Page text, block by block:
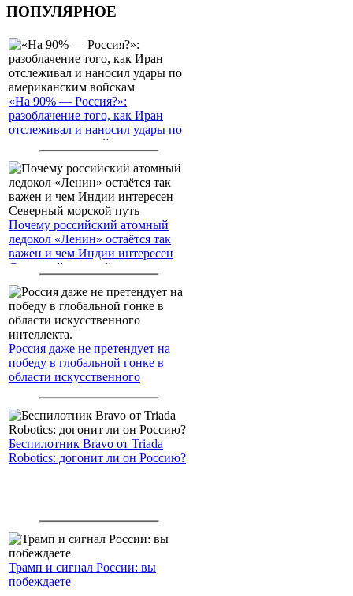
ПОПУЛЯРНОЕ
«На 90% — Россия?»:
разоблачение того, как Иран
отслеживал и наносил удары по
американским войскам
Почему российский атомный
ледокол «Ленин» остаётся так
важен и чем Индии интересен
Северный морской путь
Россия даже не претендует на
победу в глобальной гонке в
области искусственного
Беспилотник Bravo от Triada
Robotics: догонит ли он Россию?
Трамп и сигнал России: вы
побеждаете